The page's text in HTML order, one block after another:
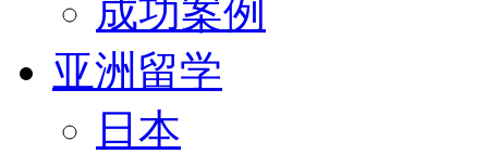
成功案例
亚洲留学
日本